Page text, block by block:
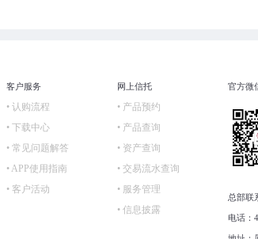
客户服务
• 认购流程
• 下载中心
• 常见问题解答
• APP使用指南
• 客户活动
网上信托
• 产品预约
• 产品查询
• 资产查询
• 交易流水查询
• 服务管理
• 信息披露
官方微
总部联
电话：